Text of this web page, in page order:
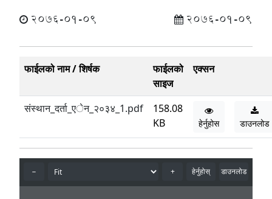
2076-01-09 2076-01-09
फाईलको नाम / शिर्षक
फाईलको
साइज
एक्सन
संस्थान_दर्ता_एेन_२०३४_1.pdf
158.08
KB
हेर्नुहोस डाउनलोड